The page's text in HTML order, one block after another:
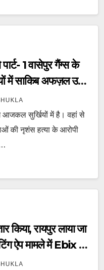
1 वासेपुर गैंग्स के
में साकिब अफज़ल उर्फ़
है फरार। फारूक और
आजकल सुर्खियों में है। वहां से
की नृशंस हत्या के आरोपी
किया, रायपुर लाया जा
ऐप मामले में Ebix के